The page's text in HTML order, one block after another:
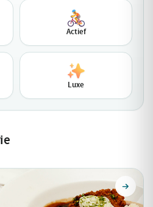
Actief
Luxe